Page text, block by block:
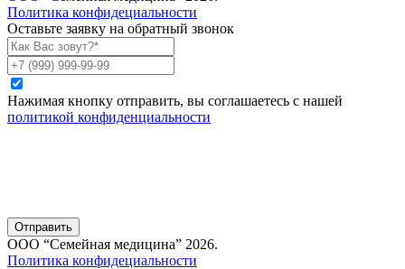
Политика конфидециальности
Оставьте заявку на обратный звонок
Нажимая кнопку отправить, вы соглашаетесь с нашей
политикой конфиденциальности
Отправить
ООО “Семейная медицина” 2026.
Политика конфидециальности